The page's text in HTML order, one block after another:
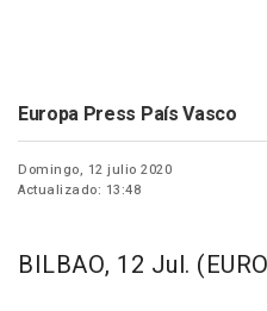
Europa Press País Vasco
Domingo, 12 julio 2020
Actualizado: 13:48
BILBAO, 12 Jul.